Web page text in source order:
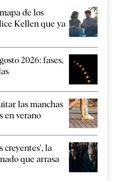
de los
Kellen que ya
2026: fases,
las manchas
en verano
creyentes', la
que arrasa